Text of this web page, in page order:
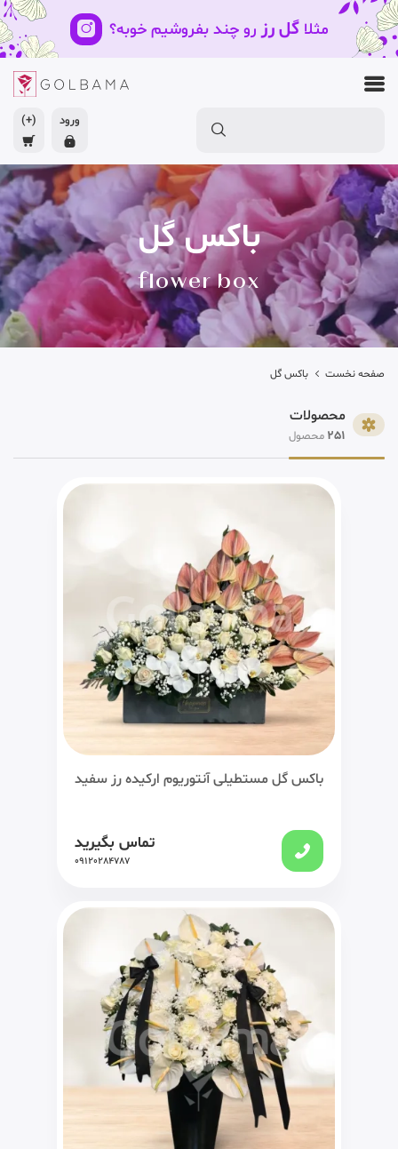
مثلاگل رز رو چند بفروشیم خوبه؟
ورود (+)
باکس گل
flower box
صفحه نخست باکس گل
محصولات
251 محصول
باکس گل مستطیلی آنتوریوم ارکیده رز سفید
تماس بگیرید
09120284787